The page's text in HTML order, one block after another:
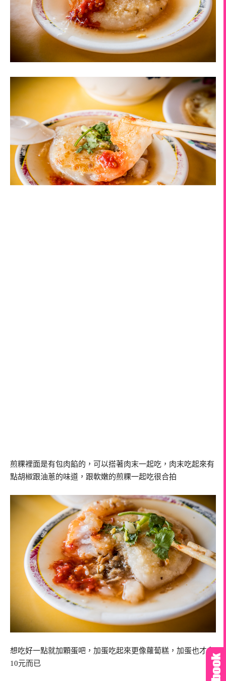
煎粿裡面是有包肉餡的，可以搭著肉末一起吃，肉末吃起來有
點胡椒跟油蔥的味道，跟軟嫩的煎粿一起吃很合拍
想吃好一點就加顆蛋吧，加蛋吃起來更像蘿蔔糕，加蛋也才多
10元而已